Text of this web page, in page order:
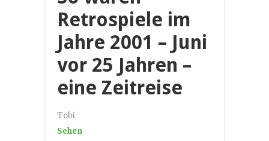
Retrospiele im
Jahre 2001 – Juni
vor 25 Jahren –
eine Zeitreise
Tobi
Sehen